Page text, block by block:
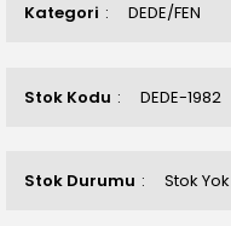
Kategori DEDE/FEN
Stok Kodu DEDE-1982
Stok Durumu Stok Yok